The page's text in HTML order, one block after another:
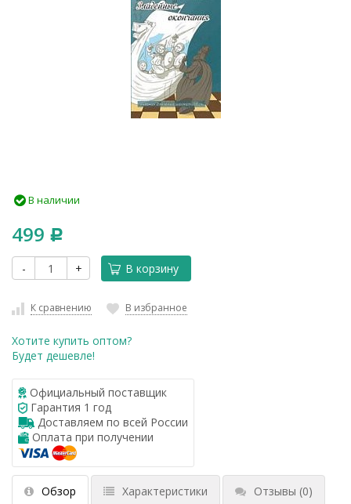
В наличии
499 Р
- + В корзину
К сравнению В избранное
Хотите купить оптом?
Будет дешевле!
Официальный поставщик
Гарантия 1 год
Доставляем по всей России
Оплата при получении
Обзор Характеристики Отзывы (0)